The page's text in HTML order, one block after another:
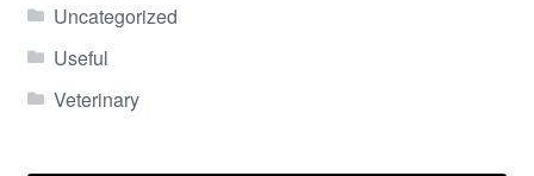
Uncategorized
Useful
Veterinary